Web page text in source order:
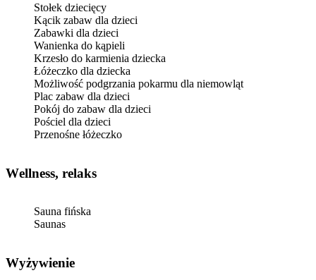
Stołek dziecięcy
Kącik zabaw dla dzieci
Zabawki dla dzieci
Wanienka do kąpieli
Krzesło do karmienia dziecka
Łóżeczko dla dziecka
Możliwość podgrzania pokarmu dla niemowląt
Plac zabaw dla dzieci
Pokój do zabaw dla dzieci
Pościel dla dzieci
Przenośne łóżeczko
Wellness, relaks
Sauna fińska
Saunas
Wyżywienie